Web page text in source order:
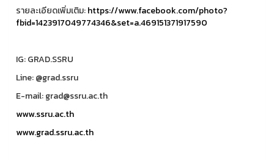
รายละเอียดเพิ่มเติม:https://www.facebook.com/photo?
fbid=1423917049774346&set=a.469151371917590
IG: GRAD.SSRU
Line: @grad.ssru
E-mail: grad@ssru.ac.th
www.ssru.ac.th
www.grad.ssru.ac.th